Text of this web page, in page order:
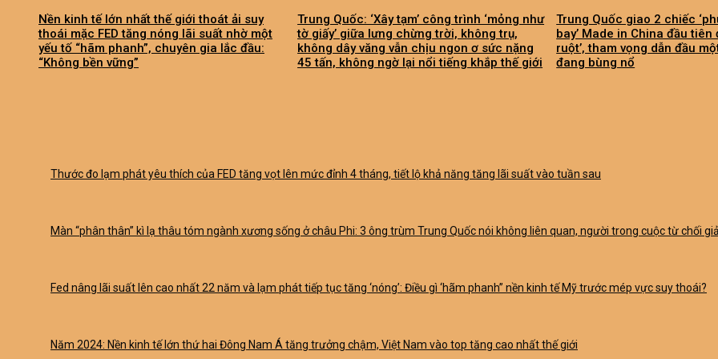
Nền kinh tế lớn nhất thế giới thoát ải suy
thoái mặc FED tăng nóng lãi suất nhờ một
yếu tố “hãm phanh”, chuyên gia lắc đầu:
“Không bền vững”
Trung Quốc: ‘Xây tạm’ công trình ‘mỏng như
tờ giấy’ giữa lưng chừng trời, không trụ,
không dây văng vẫn chịu ngon ơ sức nặng
45 tấn, không ngờ lại nổi tiếng khắp thế giới
Trung Quốc giao 2 chiếc
bay’ Made in China đầu tiên
ruột’, tham vọng dẫn đầu
đang bùng nổ
Thước đo lạm phát yêu thích của FED tăng vọt lên mức đỉnh 4 tháng, tiết lộ khả năng tăng lãi suất vào tuần sau
Màn “phân thân” kì lạ thâu tóm ngành xương sống ở châu Phi: 3 ông trùm Trung Quốc nói không liên quan, người trong cuộc từ chối
Fed nâng lãi suất lên cao nhất 22 năm và lạm phát tiếp tục tăng ‘nóng’: Điều gì ‘hãm phanh” nền kinh tế Mỹ trước mép vực suy thoái?
Năm 2024: Nền kinh tế lớn thứ hai Đông Nam Á tăng trưởng chậm, Việt Nam vào top tăng cao nhất thế giới